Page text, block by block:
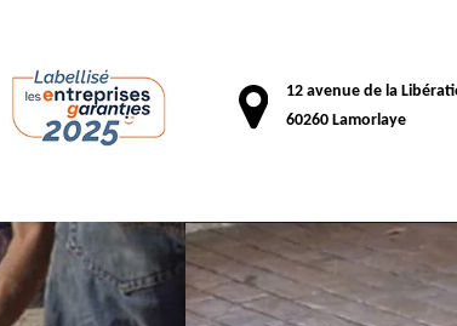
12 avenue de la
60260 Lamorlaye